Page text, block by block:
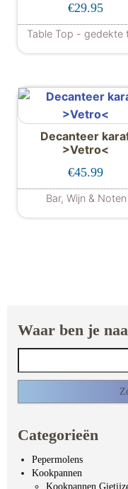
€29.95
Table Top - gedekte
Decanteer
>Vetro<
€45.99
Bar, Wijn & Noten
Waar ben je
Categorieën
Pepermolens
Kookpannen
Kookpannen